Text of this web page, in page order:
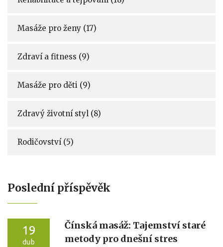
Masáže pro ženy (17)
Zdraví a fitness (9)
Masáže pro děti (9)
Zdravý životní styl (8)
Rodičovství (5)
Poslední příspěvěk
19
dub
Čínská masáž: Tajemství staré
metody pro dnešní stres